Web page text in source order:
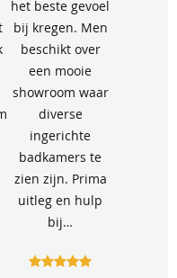
het beste gevoel
bij kregen. Men
beschikt over
een mooie
showroom waar
diverse
ingerichte
badkamers te
zien zijn. Prima
uitleg en hulp
bij…